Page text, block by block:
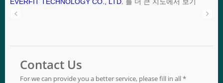
EVERFIT TECHNOLOGY CO., LTD. 를 더 큰 지도에서 보기